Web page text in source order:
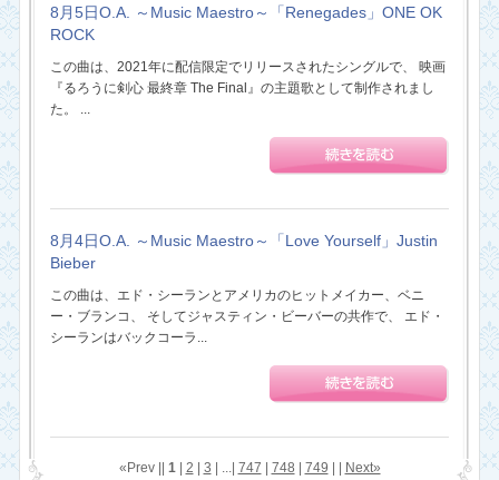
8月5日O.A. ～Music Maestro～「Renegades」ONE OK
ROCK
この曲は、2021年に配信限定でリリースされたシングルで、 映画
『るろうに剣心 最終章 The Final』の主題歌として制作されまし
た。 ...
8月4日O.A. ～Music Maestro～「Love Yourself」Justin
Bieber
この曲は、エド・シーランとアメリカのヒットメイカー、ベニ
ー・ブランコ、 そしてジャスティン・ビーバーの共作で、 エド・
シーランはバックコーラ...
«Prev || 1| 2 3 | ...| 747 748 749 Next»